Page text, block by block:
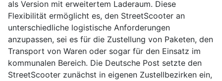
als Version mit erweitertem Laderaum. Diese
Flexibilität ermöglicht es, den StreetScooter an
unterschiedliche logistische Anforderungen
anzupassen, sei es für die Zustellung von Paketen, den
Transport von Waren oder sogar für den Einsatz im
kommunalen Bereich. Die Deutsche Post setzte den
StreetScooter zunächst in eigenen Zustellbezirken ein,